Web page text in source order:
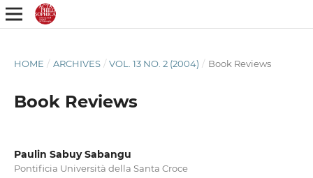
HOME / ARCHIVES / VOL. 13 NO. 2 (2004) / Book Reviews
Book Reviews
Paulin Sabuy Sabangu
Pontificia Università della Santa Croce